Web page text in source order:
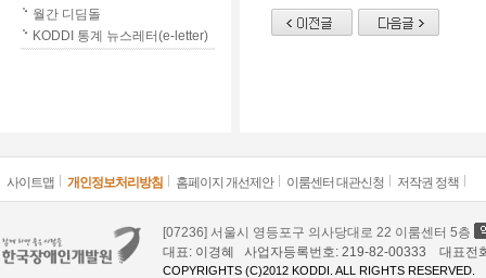
월간 디딤돌
KODDI 통계 뉴스레터(e-letter)
사이트맵 개인정보처리방침 홈페이지 개선제안 이룸센터 대관신청 저작권 정책
[07236] 서울시 영등포구 의사당대로 22 이룸센터 5층
대표: 이경혜 사업자등록번호: 219-82-00333 대표
COPYRIGHTS (C)2012 KODDI. ALL RIGHTS RESERVED.